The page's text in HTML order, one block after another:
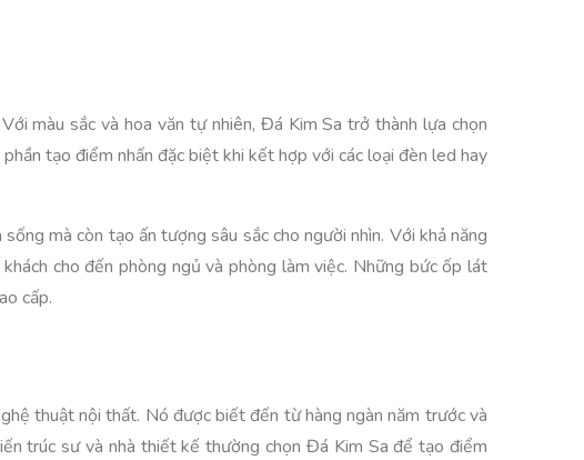
màu sắc và hoa văn tự nhiên, Đá Kim Sa trở thành lựa chọn
tạo điểm nhấn đặc biệt khi kết hợp với các loại đèn led hay
mà còn tạo ấn tượng sâu sắc cho người nhìn. Với khả năng
cho đến phòng ngủ và phòng làm việc. Những bức ốp lát
cấp.
thuật nội thất. Nó được biết đến từ hàng ngàn năm trước và
trúc sư và nhà thiết kế thường chọn Đá Kim Sa để tạo điểm